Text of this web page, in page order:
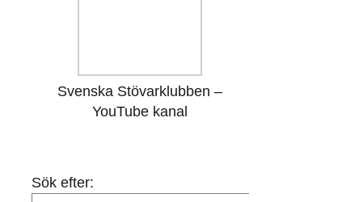
Svenska Stövarklubben –
YouTube kanal
Sök efter: